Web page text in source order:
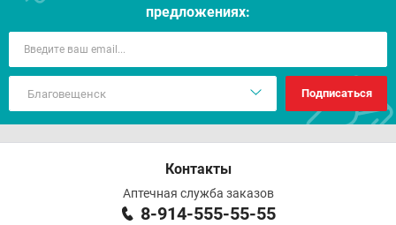
предложениях:
Подписаться
Контакты
Аптечная служба заказов
8-914-555-55-55